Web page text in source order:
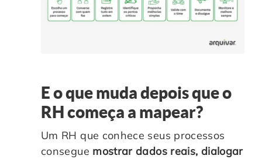
E o que muda depois que o
RH começa a mapear?
Um RH que conhece seus processos
consegue mostrar dados reais, dialogar